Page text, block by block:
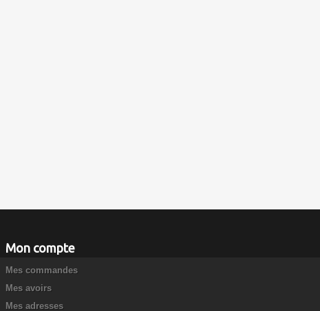
Mon compte
Mes commandes
Mes avoirs
Mes adresses